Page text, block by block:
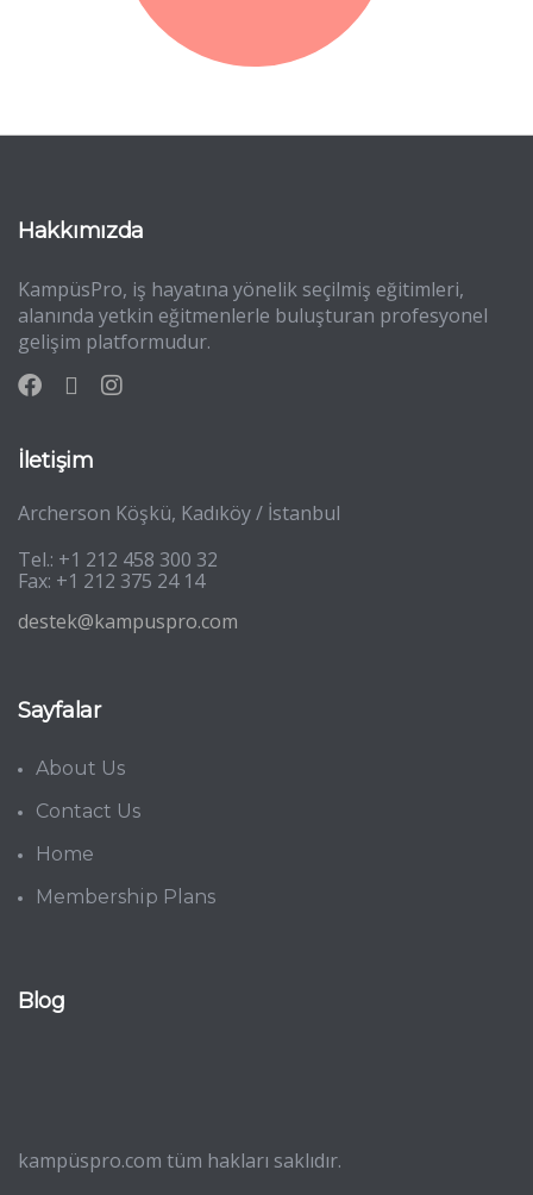
Hakkımızda
KampüsPro, iş hayatına yönelik seçilmiş eğitimleri,
alanında yetkin eğitmenlerle buluşturan profesyonel
gelişim platformudur.
İletişim
Archerson Köşkü, Kadıköy / İstanbul
Tel.: +1 212 458 300 32
Fax: +1 212 375 24 14
destek@kampuspro.com
Sayfalar
About Us
Contact Us
Home
Membership Plans
Blog
kampüspro.com tüm hakları saklıdır.